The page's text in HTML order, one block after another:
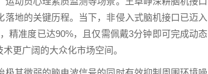
地的关键历程。当下，非侵入式脑机接口已迈入
精准度已达90%，且仅需佩戴3分钟即可完成动态
更广阔的大众化市场空间。